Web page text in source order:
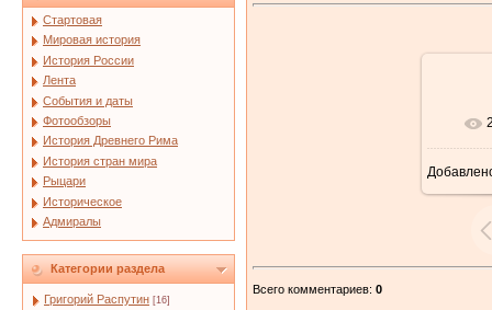
Стартовая
Мировая история
История России
Лента
События и даты
Фотообзоры
История Древнего Рима
История стран мира
Рыцари
Историческое
Адмиралы
Категории раздела
Григорий Распутин [16]
Всего комментариев: 0